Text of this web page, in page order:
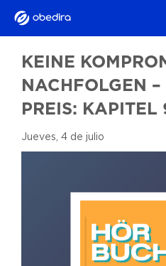
KEINE
NACHFOLGEN –
PREIS: KAPITEL
Jueves, 4 de julio